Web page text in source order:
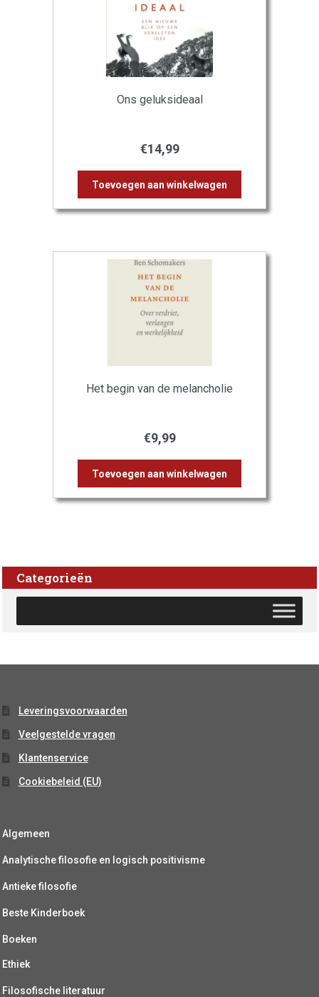
Ons geluksideaal
€14,99
Toevoegen aan winkelwagen
Het begin van de melancholie
€9,99
Toevoegen aan winkelwagen
Categorieën
Leveringsvoorwaarden
Veelgestelde vragen
Klantenservice
Cookiebeleid (EU)
Algemeen
Analytische filosofie en logisch positivisme
Antieke filosofie
Beste Kinderboek
Boeken
Ethiek
Filosofische literatuur